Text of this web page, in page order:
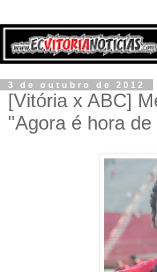
3 de outubro de 2012
[Vitória x ABC]
"Agora é hora